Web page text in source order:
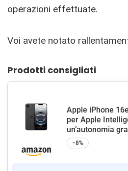
operazioni effettuate.
Voi avete notato
Prodotti consigliati
Apple iPhone
per Apple
un’autonomia
−8%